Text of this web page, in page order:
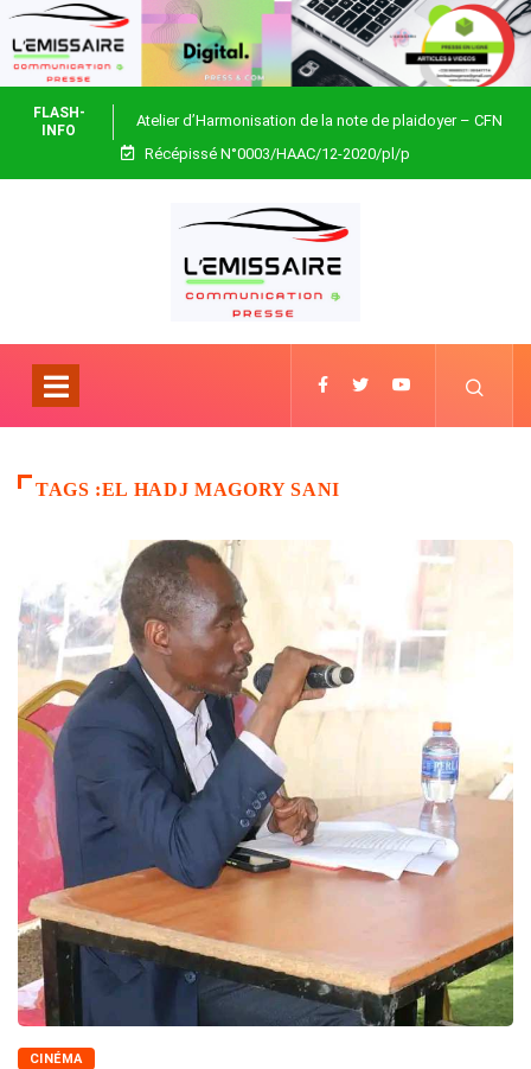
FLASH-
INFO
Atelier d’Harmonisation de la note de plaidoyer – CFN
Togo
Récépissé N°0003/HAAC/12-2020/pl/p
TAGS :EL HADJ MAGORY SANI
CINÉMA